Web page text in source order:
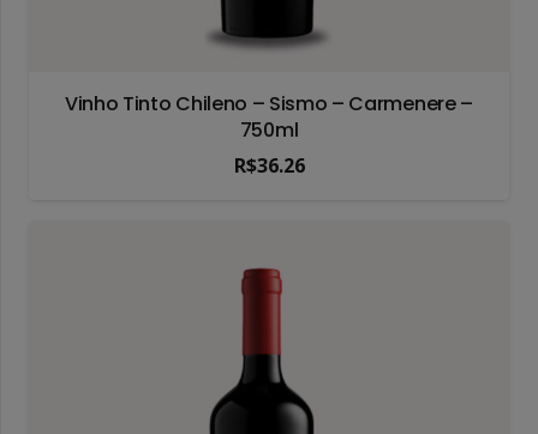
Vinho Tinto Chileno – Sismo – Carmenere –
750ml
R$36.26